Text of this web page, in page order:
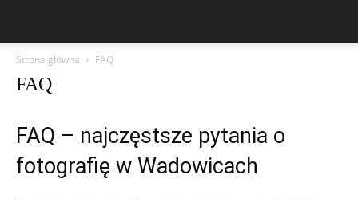
Strona główna FAQ
FAQ
FAQ – najczęstsze pytania o
fotografię w Wadowicach